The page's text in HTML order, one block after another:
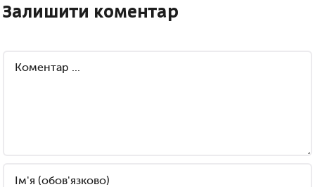
Залишити коментар
Comment